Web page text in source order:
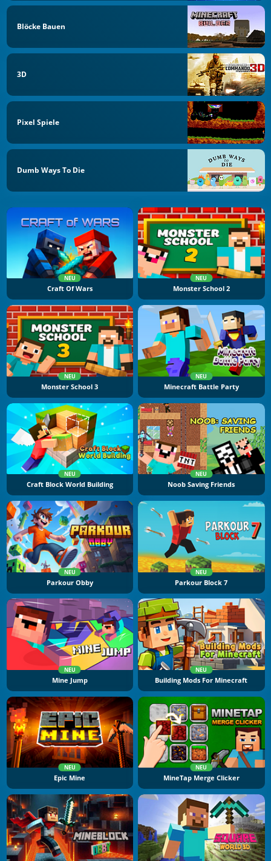
Blöcke Bauen
3D
Pixel Spiele
Dumb Ways To Die
NEU
Craft Of Wars
NEU
Monster School 2
NEU
Monster School 3
NEU
Minecraft Battle Party
NEU
Craft Block World Building
NEU
Noob Saving Friends
NEU
Parkour Obby
NEU
Parkour Block 7
NEU
Mine Jump
NEU
Building Mods For Minecraft
NEU
Epic Mine
NEU
MineTap Merge Clicker